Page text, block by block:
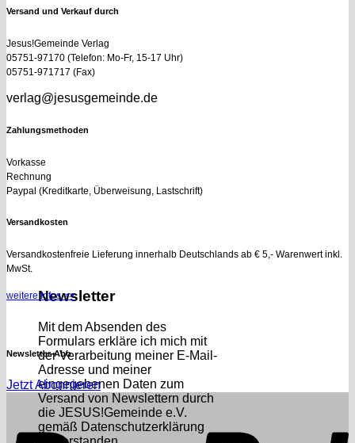
Newsletter
Mit dem Absenden des
Formulars erkläre ich mich mit
der Verarbeitung meiner E-Mail-
Adresse und meiner
eingegebenen Daten zum
Versand von Newslettern durch
die JESUS!Gemeinde e.V.
gemäß Datenschutzerklärung
Versand und Verkauf durch
Jesus!Gemeinde Verlag
05751-97170 (Telefon: Mo-Fr, 15-17 Uhr)
05751-971717 (Fax)
verlag@jesusgemeinde.de
Zahlungsmethoden
Vorkasse
Rechnung
Paypal (Kreditkarte, Überweisung, Lastschrift)
Versandkosten
Versandkostenfreie Lieferung innerhalb Deutschlands ab € 5,- Warenwert inkl.
MwSt.
weitere Infos >>
Newsletter-Abo
Jetzt Abonnieren